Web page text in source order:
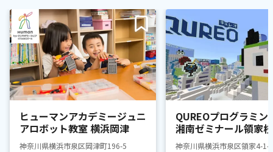
ヒューマンアカデミージュニ
アロボット教室 横浜岡津
神奈川県横浜市泉区岡津町196-5
QUREOプログラミン
湘南ゼミナール領家校
神奈川県横浜市泉区領家4-1-